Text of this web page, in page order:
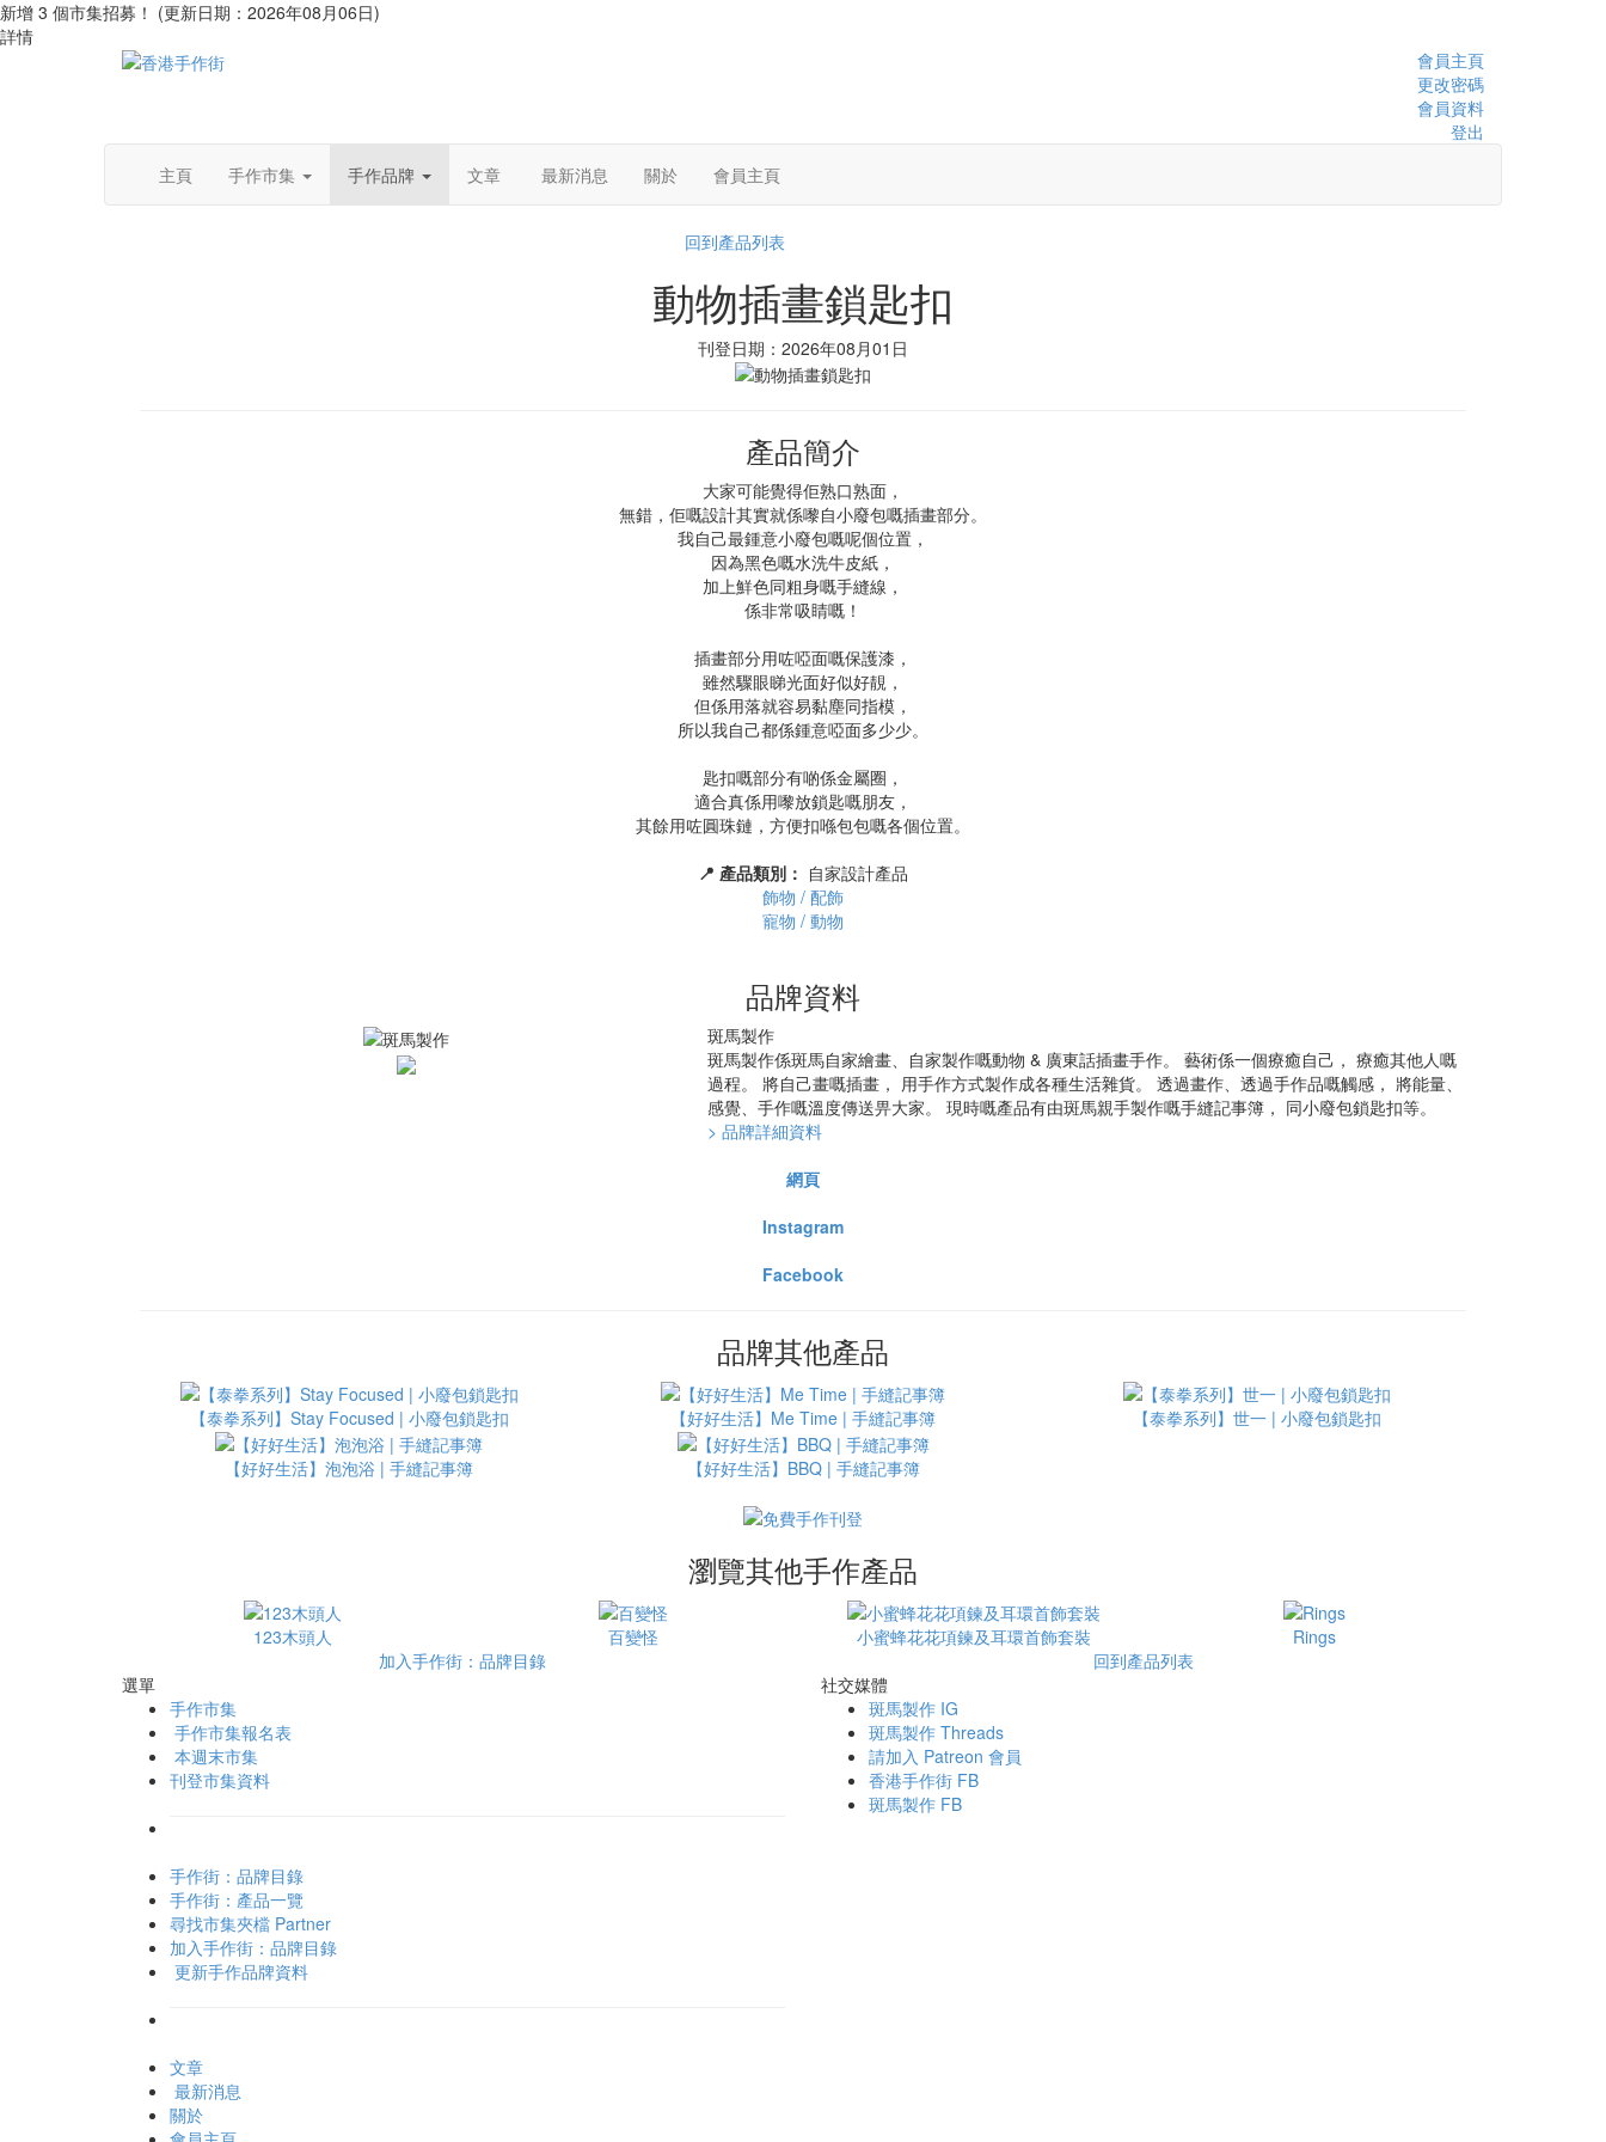
新增 3 個市集招募！ (更新日期：2026年08月06日)
詳情
會員主頁
更改密碼
會員資料
登出
主頁
手作市集 手作品牌 文章 最新消息 關於 會員主頁
回到產品列表
動物插畫鎖匙扣
刊登日期：2026年08月01日
產品簡介
大家可能覺得佢熟口熟面，
無錯，佢嘅設計其實就係嚟自小廢包嘅插畫部分。
我自己最鍾意小廢包嘅呢個位置，
因為黑色嘅水洗牛皮紙，
加上鮮色同粗身嘅手縫線，
係非常吸睛嘅！
插畫部分用咗啞面嘅保護漆，
雖然驟眼睇光面好似好靚，
但係用落就容易黏塵同指模，
所以我自己都係鍾意啞面多少少。
匙扣嘅部分有啲係金屬圈，
適合真係用嚟放鎖匙嘅朋友，
其餘用咗圓珠鏈，方便扣喺包包嘅各個位置。
📍 產品類別： 自家設計產品
飾物 / 配飾
寵物 / 動物
品牌資料
斑馬製作
斑馬製作係斑馬自家繪畫、自家製作嘅動物 & 廣東話插畫手作。 藝術係一個療癒自己， 療癒其他人嘅
過程。 將自己畫嘅插畫， 用手作方式製作成各種生活雜貨。 透過畫作、透過手作品嘅觸感， 將能量、
感覺、手作嘅溫度傳送畀大家。 現時嘅產品有由斑馬親手製作嘅手縫記事簿， 同小廢包鎖匙扣等。
> 品牌詳細資料
網頁
Instagram
Facebook
品牌其他產品
【泰拳系列】Stay Focused | 小廢包鎖匙扣 【好好生活】Me Time | 手縫記事簿 【泰拳系列】世一 | 小廢包鎖匙扣
【好好生活】泡泡浴 | 手縫記事簿 【好好生活】BBQ | 手縫記事簿
瀏覽其他手作產品
123木頭人 百變怪 小蜜蜂花花項鍊及耳環首飾套裝
Rings
加入手作街：品牌目錄
回到產品列表
選單
手作市集
手作市集報名表
本週末市集
刊登市集資料
手作街：品牌目錄
手作街：產品一覽
尋找市集夾檔 Partner
加入手作街：品牌目錄
更新手作品牌資料
文章
最新消息
關於
社交媒體
斑馬製作 IG
斑馬製作 Threads
請加入 Patreon 會員
香港手作街 FB
斑馬製作 FB